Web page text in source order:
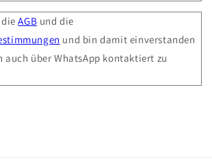
dieAGB und die
und bin damit einverstanden
auch über WhatsApp kontaktiert zu